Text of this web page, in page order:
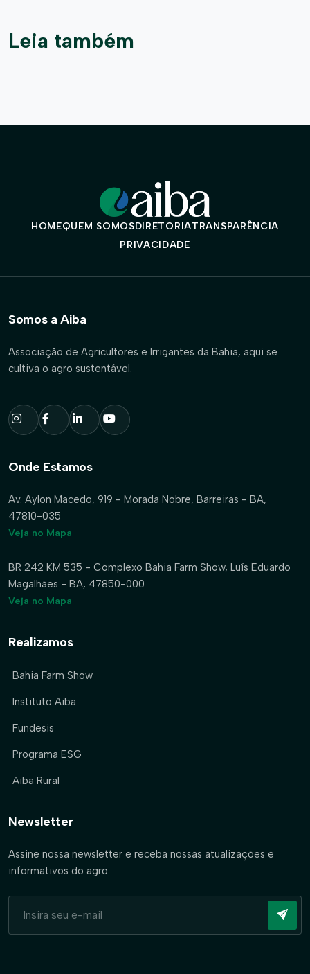
Leia também
HOMEQUEM SOMOSDIRETORIATRANSPARÊNCIA
PRIVACIDADE
Somos a Aiba
Associação de Agricultores e Irrigantes da Bahia, aqui se
cultiva o agro sustentável.
Onde Estamos
Av. Aylon Macedo, 919 - Morada Nobre, Barreiras - BA,
47810-035
Veja no Mapa
BR 242 KM 535 - Complexo Bahia Farm Show, Luís Eduardo
Magalhães - BA, 47850-000
Veja no Mapa
Realizamos
Bahia Farm Show
Instituto Aiba
Fundesis
Programa ESG
Aiba Rural
Newsletter
Assine nossa newsletter e receba nossas atualizações e
informativos do agro.